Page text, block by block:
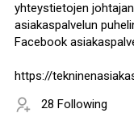
yhteystietojen
asiakaspalvelun
Facebook
https://
28 Following